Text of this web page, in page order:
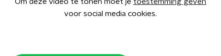
voor social media cookies.